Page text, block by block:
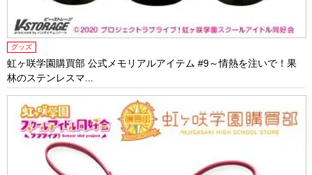
グッズ
虹ヶ咲学園購買部 公式メモリアルアイテム #9～情熱を注いで！果
林のステンレスマ...